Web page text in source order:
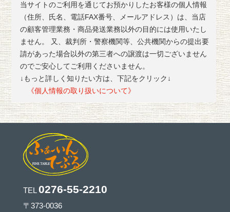
当サイトのご利用を通じてお預かりしたお客様の個人情報
（住所、氏名、電話FAX番号、メールアドレス）は、当店
の顧客管理業務・商品発送業務以外の目的には使用いたし
ません。 又、裁判所・警察機関等、公共機関からの提出要
請があった場合以外の第三者への譲渡は一切ございません
のでご安心してご利用くださいません。
↓もっと詳しく知りたい方は、下記をクリック↓
《個人情報の取り扱いについて》
TEL 0276-55-2210
〒373-0036